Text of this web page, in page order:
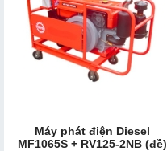
Máy phát điện Diesel
MF1065S + RV125-2NB (đề)